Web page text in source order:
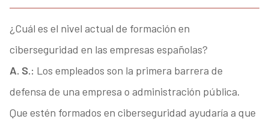
¿Cuál es el nivel actual de formación en
ciberseguridad en las empresas españolas?
A. S.: Los empleados son la primera barrera de
defensa de una empresa o administración pública.
Que estén formados en ciberseguridad ayudaría a que